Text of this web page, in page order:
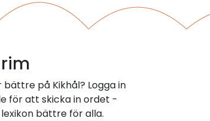
på Kikhål? Logga in
för att skicka in ordet -
bättre för alla.